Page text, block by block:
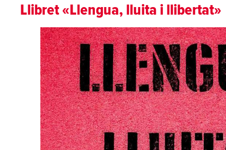
Llibret «Llengua, lluita i llibertat»